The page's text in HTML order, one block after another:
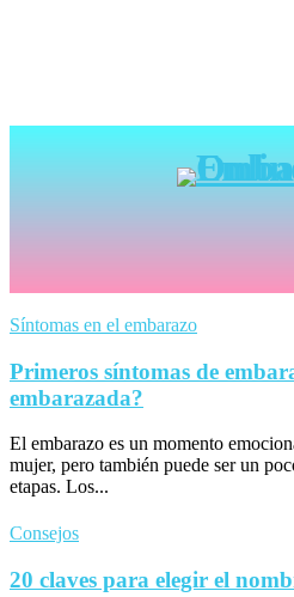
Síntomas en el embarazo
Primeros síntomas de
embarazada?
El embarazo es un momento
mujer, pero también puede ser un
etapas. Los...
Consejos
20 claves para elegir el